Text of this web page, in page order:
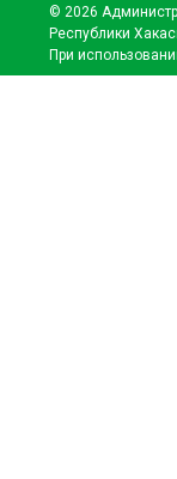
© 2026
Республики
При